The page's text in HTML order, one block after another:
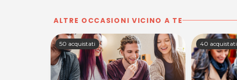
ALTRE OCCASIONI VICINO A TE
50 acquistati 40 acquistati